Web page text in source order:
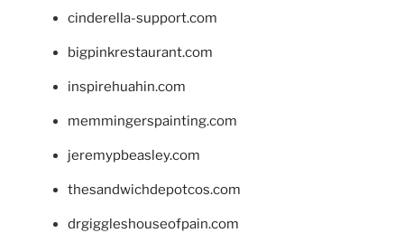
cinderella-support.com
bigpinkrestaurant.com
inspirehuahin.com
memmingerspainting.com
jeremypbeasley.com
thesandwichdepotcos.com
drgiggleshouseofpain.com